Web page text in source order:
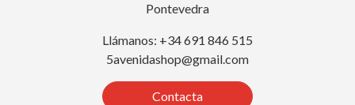
Pontevedra
Llámanos: +34 691 846 515
5avenidashop@gmail.com
Contacta